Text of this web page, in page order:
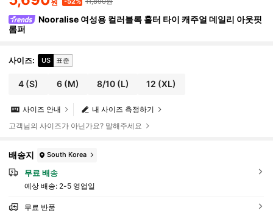
원
Nooralise 여성용 컬러블록 홀터 타이 캐주얼 데일리 아웃핏
롬퍼
사이즈: US 표준
4 (S) 6 (M) 8/10(L) 12 (XL)
내 사이즈 측정하기
사이즈 안내
고객님의 사이즈가 아닌가요? 말해주세요
배송지 South Korea
무료 배송
예상 배송: 2-5 영업일
무료 반품